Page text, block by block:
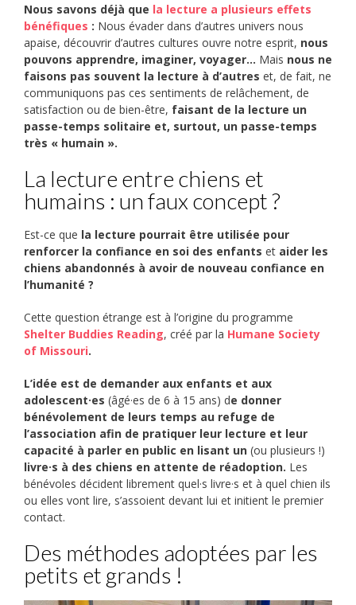
Nous savons déjà que la lecture a plusieurs effets
bénéfiques : Nous évader dans d’autres univers nous
apaise, découvrir d’autres cultures ouvre notre esprit, nous
pouvons apprendre, imaginer, voyager… Mais nous ne
faisons pas souvent la lecture à d’autres et, de fait, ne
communiquons pas ces sentiments de relâchement, de
satisfaction ou de bien-être, faisant de la lecture un
passe-temps solitaire et, surtout, un passe-temps
très « humain ».
La lecture entre chiens et
humains : un faux concept ?
Est-ce que la lecture pourrait être utilisée pour
renforcer la confiance en soi des enfants et aider les
chiens abandonnés à avoir de nouveau confiance en
l’humanité ?
Cette question étrange est à l’origine du programme
Shelter Buddies Reading, créé par la Humane Society
of Missouri.
L’idée est de demander aux enfants et aux
adolescent·es (âgé·es de 6 à 15 ans) de donner
bénévolement de leurs temps au refuge de
l’association afin de pratiquer leur lecture et leur
capacité à parler en public en lisant un (ou plusieurs !)
livre·s à des chiens en attente de réadoption. Les
bénévoles décident librement quel·s livre·s et à quel chien ils
ou elles vont lire, s’assoient devant lui et initient le premier
contact.
Des méthodes adoptées par les
petits et grands !